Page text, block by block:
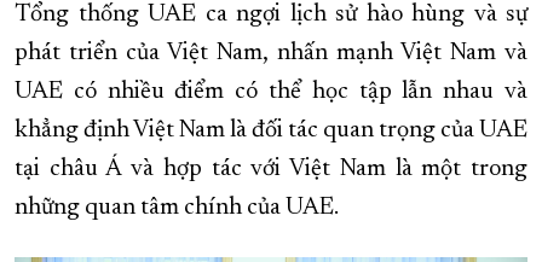
Tổng thống UAE ca ngợi lịch sử hào hùng và sự
phát triển của Việt Nam, nhấn mạnh Việt Nam và
UAE có nhiều điểm có thể học tập lẫn nhau và
khẳng định Việt Nam là đối tác quan trọng của UAE
tại châu Á và hợp tác với Việt Nam là một trong
những quan tâm chính của UAE.